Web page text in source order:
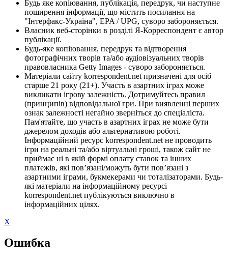
Будь яке копіювання, публікація, передрук, чи наступне
поширення інформації, що містить посилання на
"Інтерфакс-Україна", EPA / UPG, суворо забороняється.
Власник веб-сторінки в розділі Я-Корреспондент є автор
публікації.
Будь-яке копіювання, передрук та відтворення
фотографічних творів та/або аудіовізуальних творів
правовласника Getty Images - суворо забороняється.
Матеріали сайту korrespondent.net призначені для осіб
старше 21 року (21+). Участь в азартних іграх може
викликати ігрову залежність. Дотримуйтесь правил
(принципів) відповідальної гри. При виявленні перших
ознак залежності негайно зверніться до спеціаліста.
Пам'ятайте, що участь в азартних іграх не може бути
джерелом доходів або альтернативою роботі.
Інформаційний ресурс korrespondent.net не проводить
ігри на реальні та/або віртуальні гроші, також сайт не
приймає ні в якій формі оплату ставок та інших
платежів, які пов’язані/можуть бути пов’язані з
азартними іграми, букмекерами чи тоталізаторами. Будь-
які матеріали на інформаційному ресурсі
korrespondent.net публікуються виключно в
інформаційних цілях.
X
Ошибка